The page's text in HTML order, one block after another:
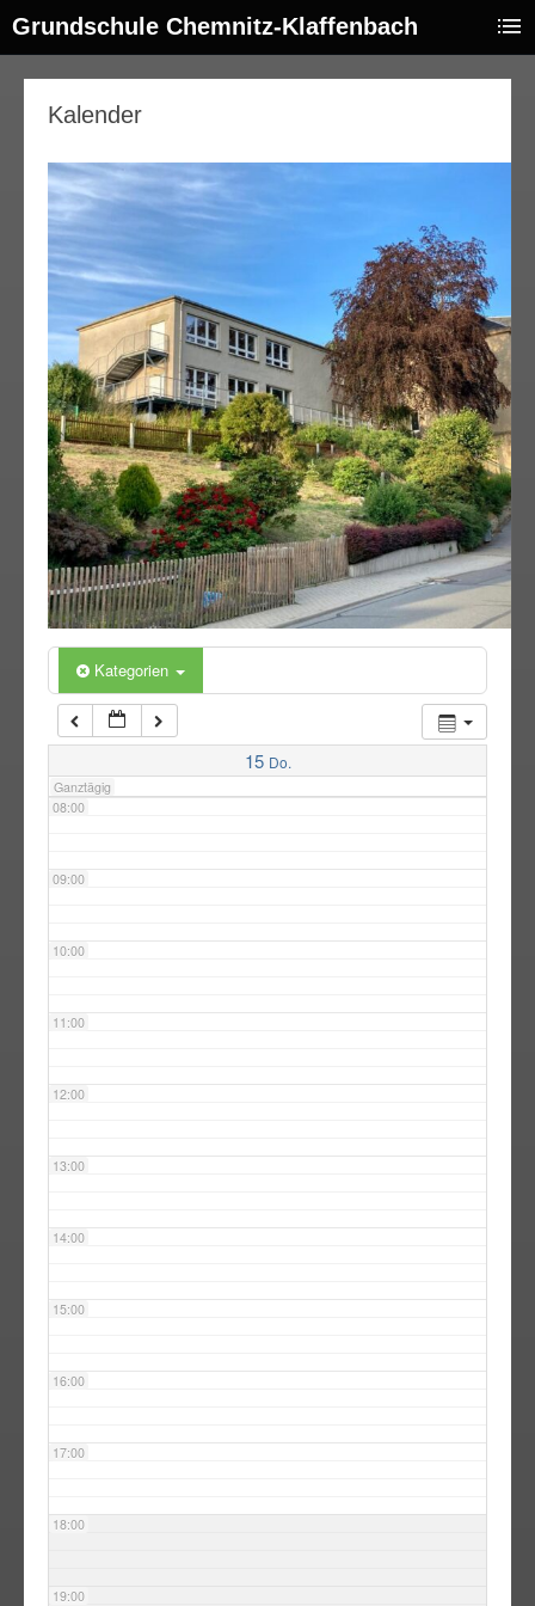
Grundschule Chemnitz-Klaffenbach
Kalender
Kategorien
15 Do.
Ganztägig
00:00
02:00
03:00
04:00
05:00
06:00
07:00
08:00
09:00
10:00
11:00
12:00
13:00
14:00
15:00
16:00
17:00
18:00
19:00